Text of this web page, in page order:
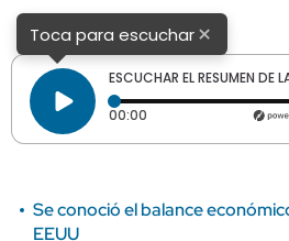
Toca para escuchar×
ESCUCHAR EL RESUMEN DE
00:00 Tiempo
Se conoció el balance
EEUU